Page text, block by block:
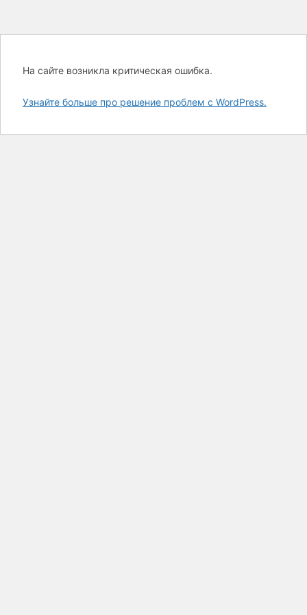
На сайте возникла критическая ошибка.
Узнайте больше про решение проблем с WordPress.